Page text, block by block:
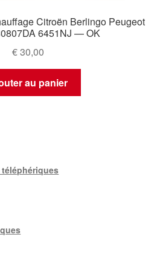
Citroën Berlingo Peugeot
6451NJ — OK
€30,00
au panier